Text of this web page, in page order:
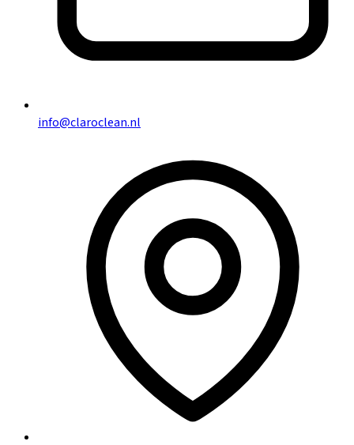
info@claroclean.nl